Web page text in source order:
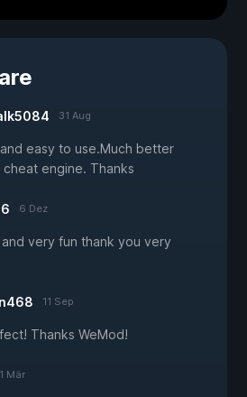
31 Aug
easy to use.Much better
engine. Thanks
6 Dez
very fun thank you very
11 Sep
Thanks WeMod!
Mär